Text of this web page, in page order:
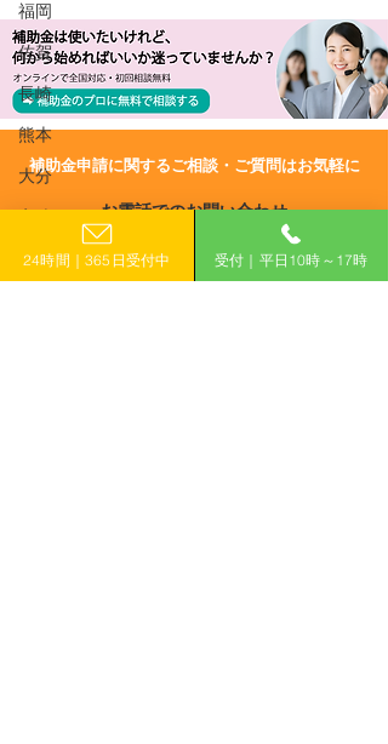
福岡
佐賀
長崎
熊本
大分
鹿児島
市】日向市DX・生産性向
上等設備導入事業補助金
​補助金申請に関するご相談・ご質問はお気軽に
お電話でのお問い合わせ
0120-399-121
（平日10:00−17:00）
24時間｜365日受付中 受付｜平日10時～17時